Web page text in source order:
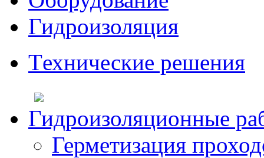
Гидроизоляция
Tехнические решения
Гидроизоляционные
Герметизация